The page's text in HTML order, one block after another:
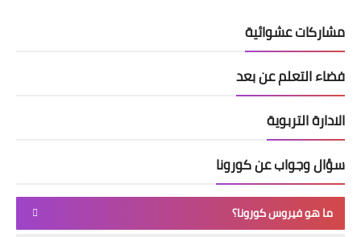
مشاركات عشوائية
فضاء التعلم عن بعد
الادارة التربوية
سؤال وجواب عن كورونا
ما هو فيروس كورونا؟